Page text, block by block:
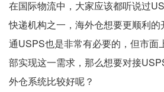
在国际物流中，大家应该都听说过
快递机构之一，海外仓想要更顺利
通USPS也是非常有必要的，但市面
部实现这一需求，那么想要对接
外仓系统比较好呢？